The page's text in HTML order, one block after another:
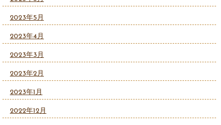
2023年5月
2023年4月
2023年3月
2023年2月
2023年1月
2022年12月